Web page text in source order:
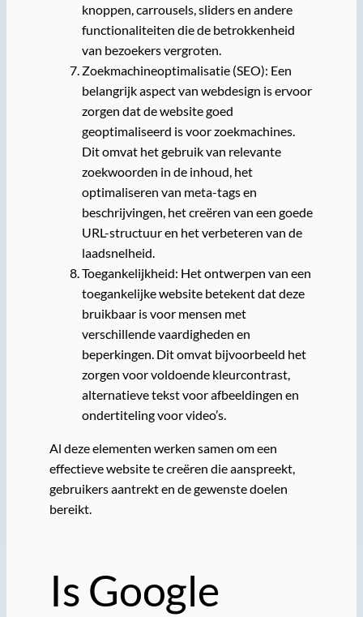
knoppen, carrousels, sliders en andere
functionaliteiten die de betrokkenheid
van bezoekers vergroten.
Zoekmachineoptimalisatie (SEO): Een
belangrijk aspect van webdesign is ervoor
zorgen dat de website goed
geoptimaliseerd is voor zoekmachines.
Dit omvat het gebruik van relevante
zoekwoorden in de inhoud, het
optimaliseren van meta-tags en
beschrijvingen, het creëren van een goede
URL-structuur en het verbeteren van de
laadsnelheid.
Toegankelijkheid: Het ontwerpen van een
toegankelijke website betekent dat deze
bruikbaar is voor mensen met
verschillende vaardigheden en
beperkingen. Dit omvat bijvoorbeeld het
zorgen voor voldoende kleurcontrast,
alternatieve tekst voor afbeeldingen en
ondertiteling voor video’s.
Al deze elementen werken samen om een
effectieve website te creëren die aanspreekt,
gebruikers aantrekt en de gewenste doelen
bereikt.
Is Google